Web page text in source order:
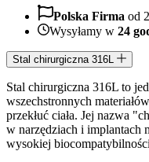
Polska Firma od
Wysyłamy w 24
Stal chirurgiczna 316L
Stal chirurgiczna 316L to
wszechstronnych
przekłuć ciała. Jej nazwa
w narzędziach i implantach
wysokiej